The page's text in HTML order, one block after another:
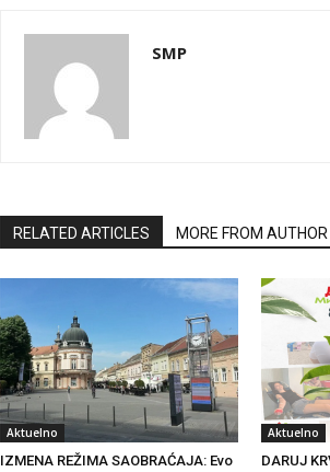
SMP
RELATED ARTICLES MORE FROM AUTHOR
Aktuelno
IZMENA REŽIMA SAOBRAĆAJA: Evo
Aktuelno
DARUJ